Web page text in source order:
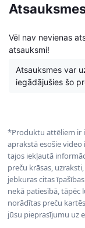
Vēl nav nevienas
atsauksmi!
Atsauksmes var
iegādājušies šo
*Produktu attēliem ir
aprakstā esošie
tajos iekļautā
preču krāsas,
jebkuras citas
nekā patiesībā, tāpēc
norādītas preču
jūsu pieprasījumu uz